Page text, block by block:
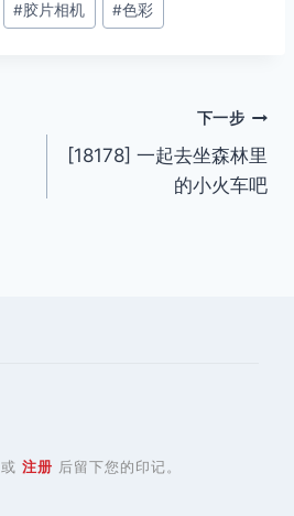
#胶片相机 #色彩
下一步
[18178] 一起去坐森林里
的小火车吧
或 注册 后留下您的印记。